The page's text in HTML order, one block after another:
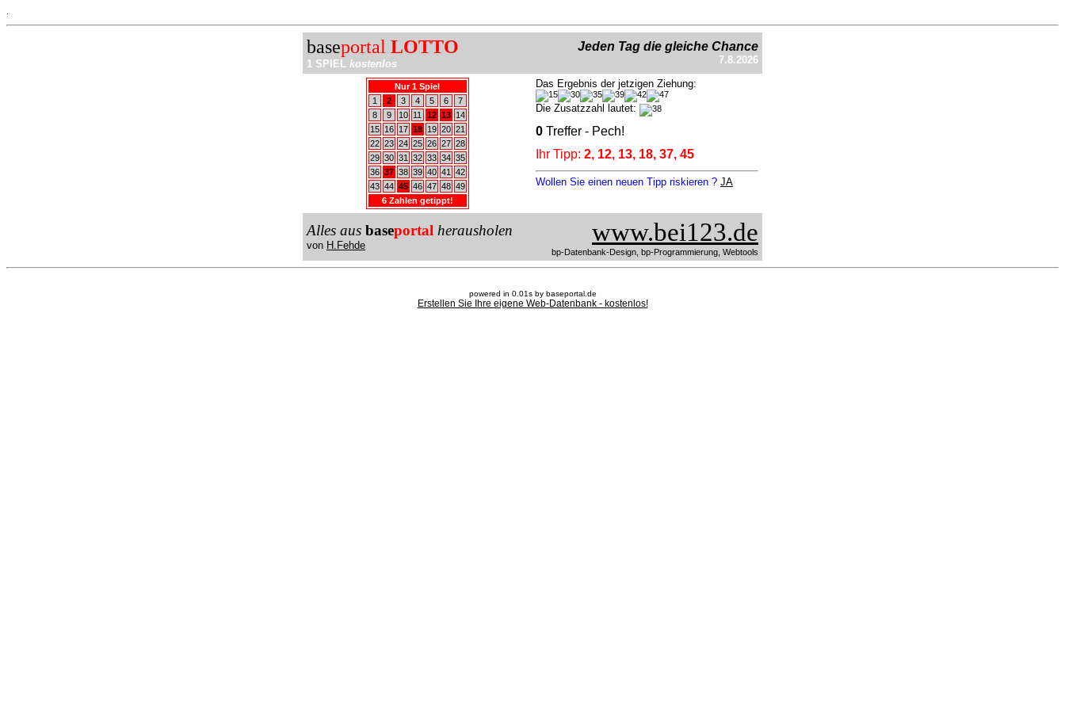
baseportal LOTTO
1 SPIEL kostenlos
Jeden Tag die gleiche Chance
7.8.2026
Nur 1 Spiel
1
2 3 4 5 6
7
8
9 10 11 12 13
14
15
16 17 18 19 20 21
22 23 24 25 26 27 28
29 30 31 32 33 34 35
36 37 38 39 40 41
42
43 44 45 46 47 48 49
6 Zahlen getippt!
Das Ergebnis der jetzigen Ziehung:
Die Zusatzzahl lautet:
0 Treffer - Pech!
Ihr Tipp: 2, 12, 13, 18, 37, 45
Wollen Sie einen neuen Tipp riskieren ? JA
Alles aus baseportal herausholen
von H.Fehde www.bei123.de
bp-Datenbank-Design, bp-Programmierung, Webtools
powered in 0.01s by baseportal.de
Erstellen Sie Ihre eigene Web-Datenbank - kostenlos!